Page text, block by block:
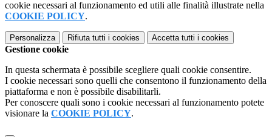
cookie necessari al funzionamento ed utili alle finalità illustrate nella
COOKIE POLICY.
Personalizza Rifiuta tutti i cookies Accetta tutti i cookies
Gestione cookie
In questa schermata è possibile scegliere quali cookie consentire.
I cookie necessari sono quelli che consentono il funzionamento della
piattaforma e non è possibile disabilitarli.
Per conoscere quali sono i cookie necessari al funzionamento potete
visionare la COOKIE POLICY.